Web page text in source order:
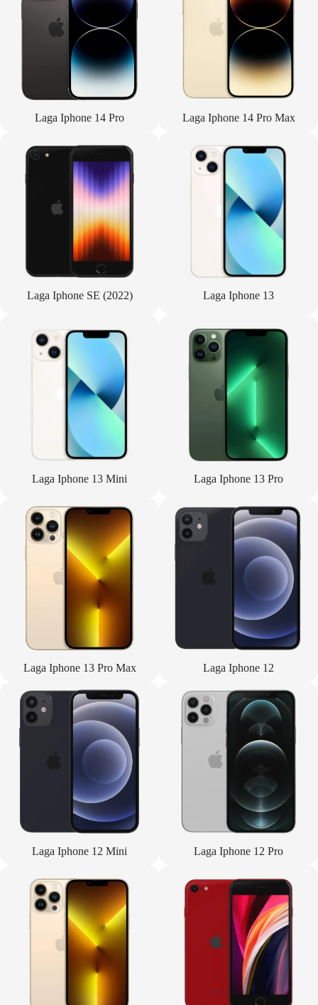
Laga Iphone 14 Pro Laga Iphone 14 Pro Max
Laga Iphone SE (2022) Laga Iphone 13
Laga Iphone 13 Mini Laga Iphone 13 Pro
Laga Iphone 13 Pro Max Laga Iphone 12
Laga Iphone 12 Mini Laga Iphone 12 Pro